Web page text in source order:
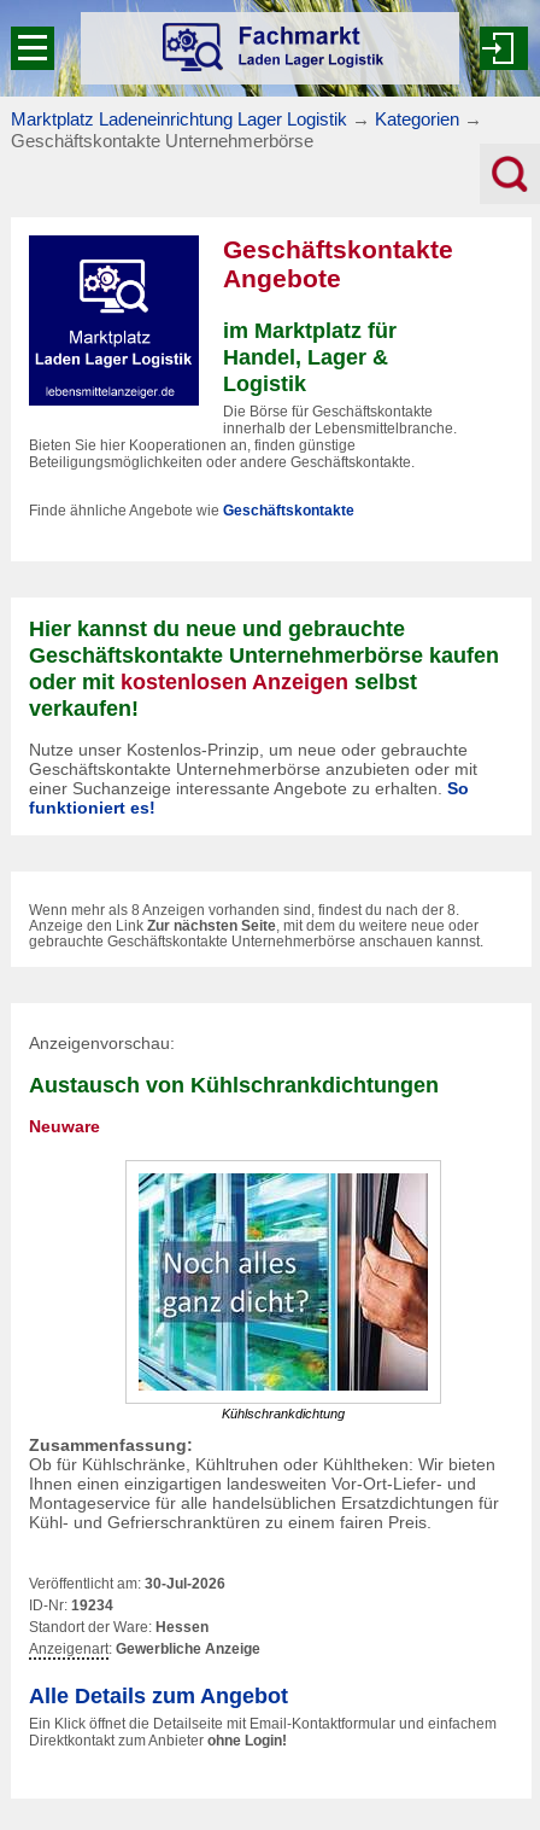
Marktplatz Ladeneinrichtung Lager Logistik → Kategorien →
Geschäftskontakte Unternehmerbörse
Geschäftskontakte
Angebote
im Marktplatz für
Handel, Lager &
Logistik
Die Börse für Geschäftskontakte
innerhalb der Lebensmittelbranche.
Bieten Sie hier Kooperationen an, finden günstige
Beteiligungsmöglichkeiten oder andere Geschäftskontakte.
Finde ähnliche Angebote wie Geschäftskontakte
Hier kannst du neue und gebrauchte
Geschäftskontakte Unternehmerbörse kaufen
oder mit kostenlosen Anzeigen selbst
verkaufen!
Nutze unser Kostenlos-Prinzip, um neue oder gebrauchte
Geschäftskontakte Unternehmerbörse anzubieten oder mit
einer Suchanzeige interessante Angebote zu erhalten. So
funktioniert es!
Wenn mehr als 8 Anzeigen vorhanden sind, findest du nach der 8.
Anzeige den Link Zur nächsten Seite , mit dem du weitere neue oder
gebrauchte Geschäftskontakte Unternehmerbörse anschauen kannst.
Anzeigenvorschau:
Austausch von Kühlschrankdichtungen
Neuware
Kühlschrankdichtung
Zusammenfassung:
Ob für Kühlschränke, Kühltruhen oder Kühltheken: Wir bieten
Ihnen einen einzigartigen landesweiten Vor-Ort-Liefer- und
Montageservice für alle handelsüblichen Ersatzdichtungen für
Kühl- und Gefrierschranktüren zu einem fairen Preis.
Veröffentlicht am: 30-Jul-2026
ID-Nr: 19234
Standort der Ware: Hessen
Anzeigenart: Gewerbliche Anzeige
Alle Details zum Angebot
Ein Klick öffnet die Detailseite mit Email-Kontaktformular und einfachem
Direktkontakt zum Anbieter ohne Login!